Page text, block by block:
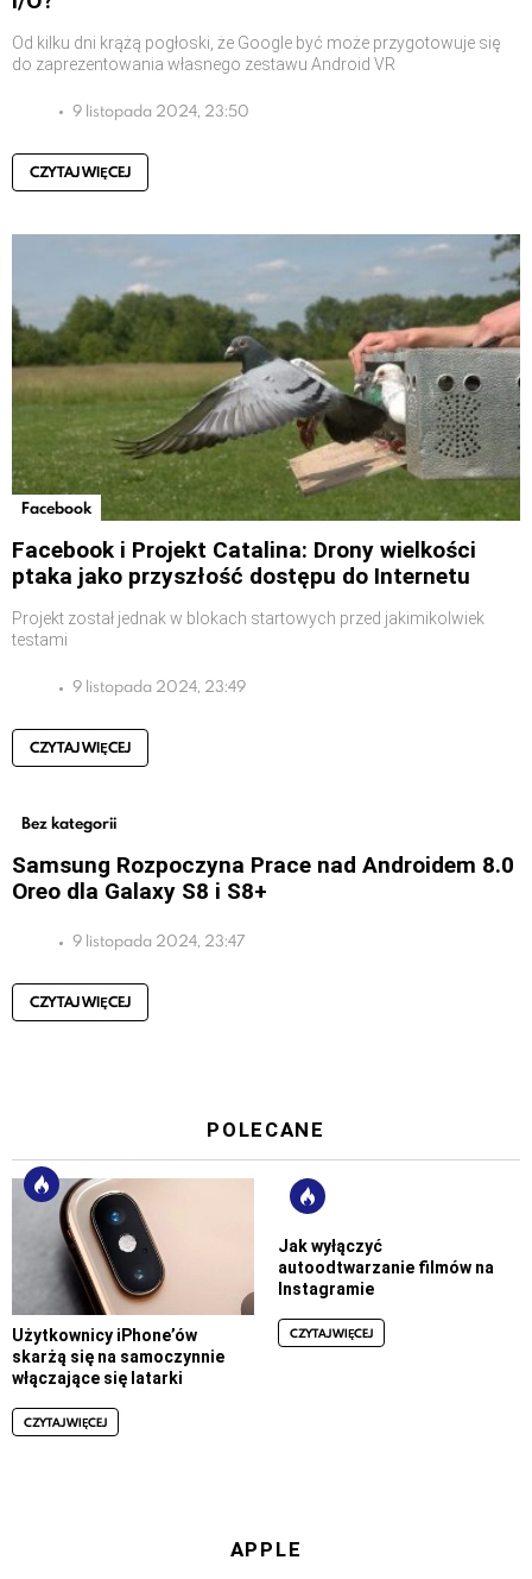
Od kilku dni krążą pogłoski, że Google być może przygotowuje się
do zaprezentowania własnego zestawu Android VR
9 listopada 2024, 23:50
CZYTAJ WIĘCEJ
Facebook
Facebook i Projekt Catalina: Drony wielkości
ptaka jako przyszłość dostępu do Internetu
Projekt został jednak w blokach startowych przed jakimikolwiek
testami
9 listopada 2024, 23:49
CZYTAJ WIĘCEJ
Bez kategorii
Samsung Rozpoczyna Prace nad Androidem 8.0
Oreo dla Galaxy S8 i S8+
9 listopada 2024, 23:47
CZYTAJ WIĘCEJ
POLECANE
Użytkownicy iPhone’ów
skarżą się na samoczynnie
włączające się latarki
CZYTAJ WIĘCEJ
Jak wyłączyć
autoodtwarzanie filmów na
Instagramie
CZYTAJ WIĘCEJ
APPLE